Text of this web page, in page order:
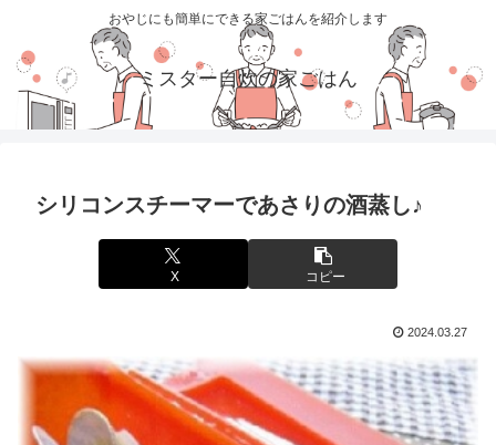
おやじにも簡単にできる家ごはんを紹介します
ミスター自炊の家ごはん
シリコンスチーマーであさりの酒蒸し♪
X コピー
2024.03.27